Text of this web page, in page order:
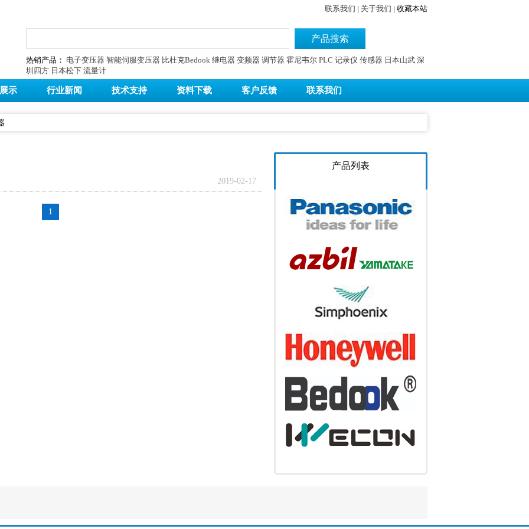
联系我们 | 关于我们 | 收藏本站
产品搜索
热销产品： 电子变压器 智能伺服变压器 比杜克Bedook 继电器 变频器 调节器 霍尼韦尔 PLC 记录仪 传感器 日本山武 深
圳四方 日本松下 流量计
示 行业新闻 技术支持 资料下载 客户反馈 联系我们
2019-02-17
1
产品列表